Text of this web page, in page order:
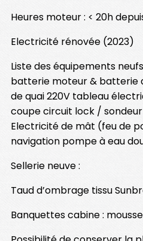
Heures moteur : < 20h
Electricité rénovée (2023)
Liste des équipements
batterie moteur & batterie
de quai 220V tableau
coupe circuit lock /
Electricité de mât (feu de
navigation pompe à eau
Sellerie neuve :
Taud d’ombrage tissu
Banquettes cabine :